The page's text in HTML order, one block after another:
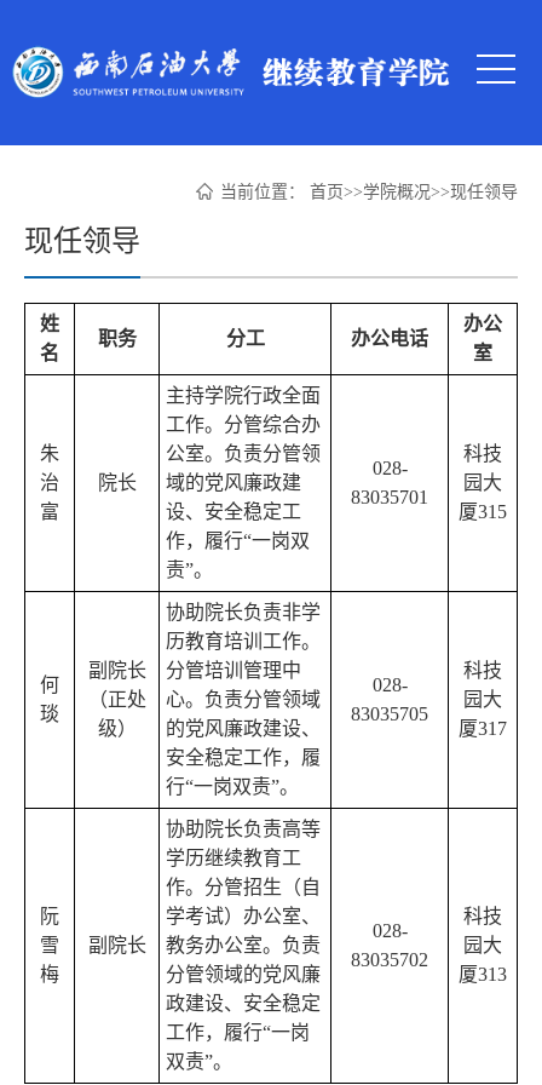
现任领导
当前位置： 首页>>学院概况>>现任领导
姓
名
职务 分工 办公电话
办公
室
朱
治
富
院长
主持学院行政全面
工作。分管综合办
公室。负责分管领
域的党风廉政建
设、安全稳定工
作，履行“一岗双
责”。
028-
83035701
科技
园大
厦315
何
琰
副院长
（正处
级）
协助院长负责非学
历教育培训工作。
分管培训管理中
心。负责分管领域
的党风廉政建设、
安全稳定工作，履
行“一岗双责”。
028-
83035705
科技
园大
厦317
阮
雪
梅
副院长
协助院长负责高等
学历继续教育工
作。分管招生（自
学考试）办公室、
教务办公室。负责
分管领域的党风廉
政建设、安全稳定
工作，履行“一岗
双责”。
028-
83035702
科技
园大
厦313